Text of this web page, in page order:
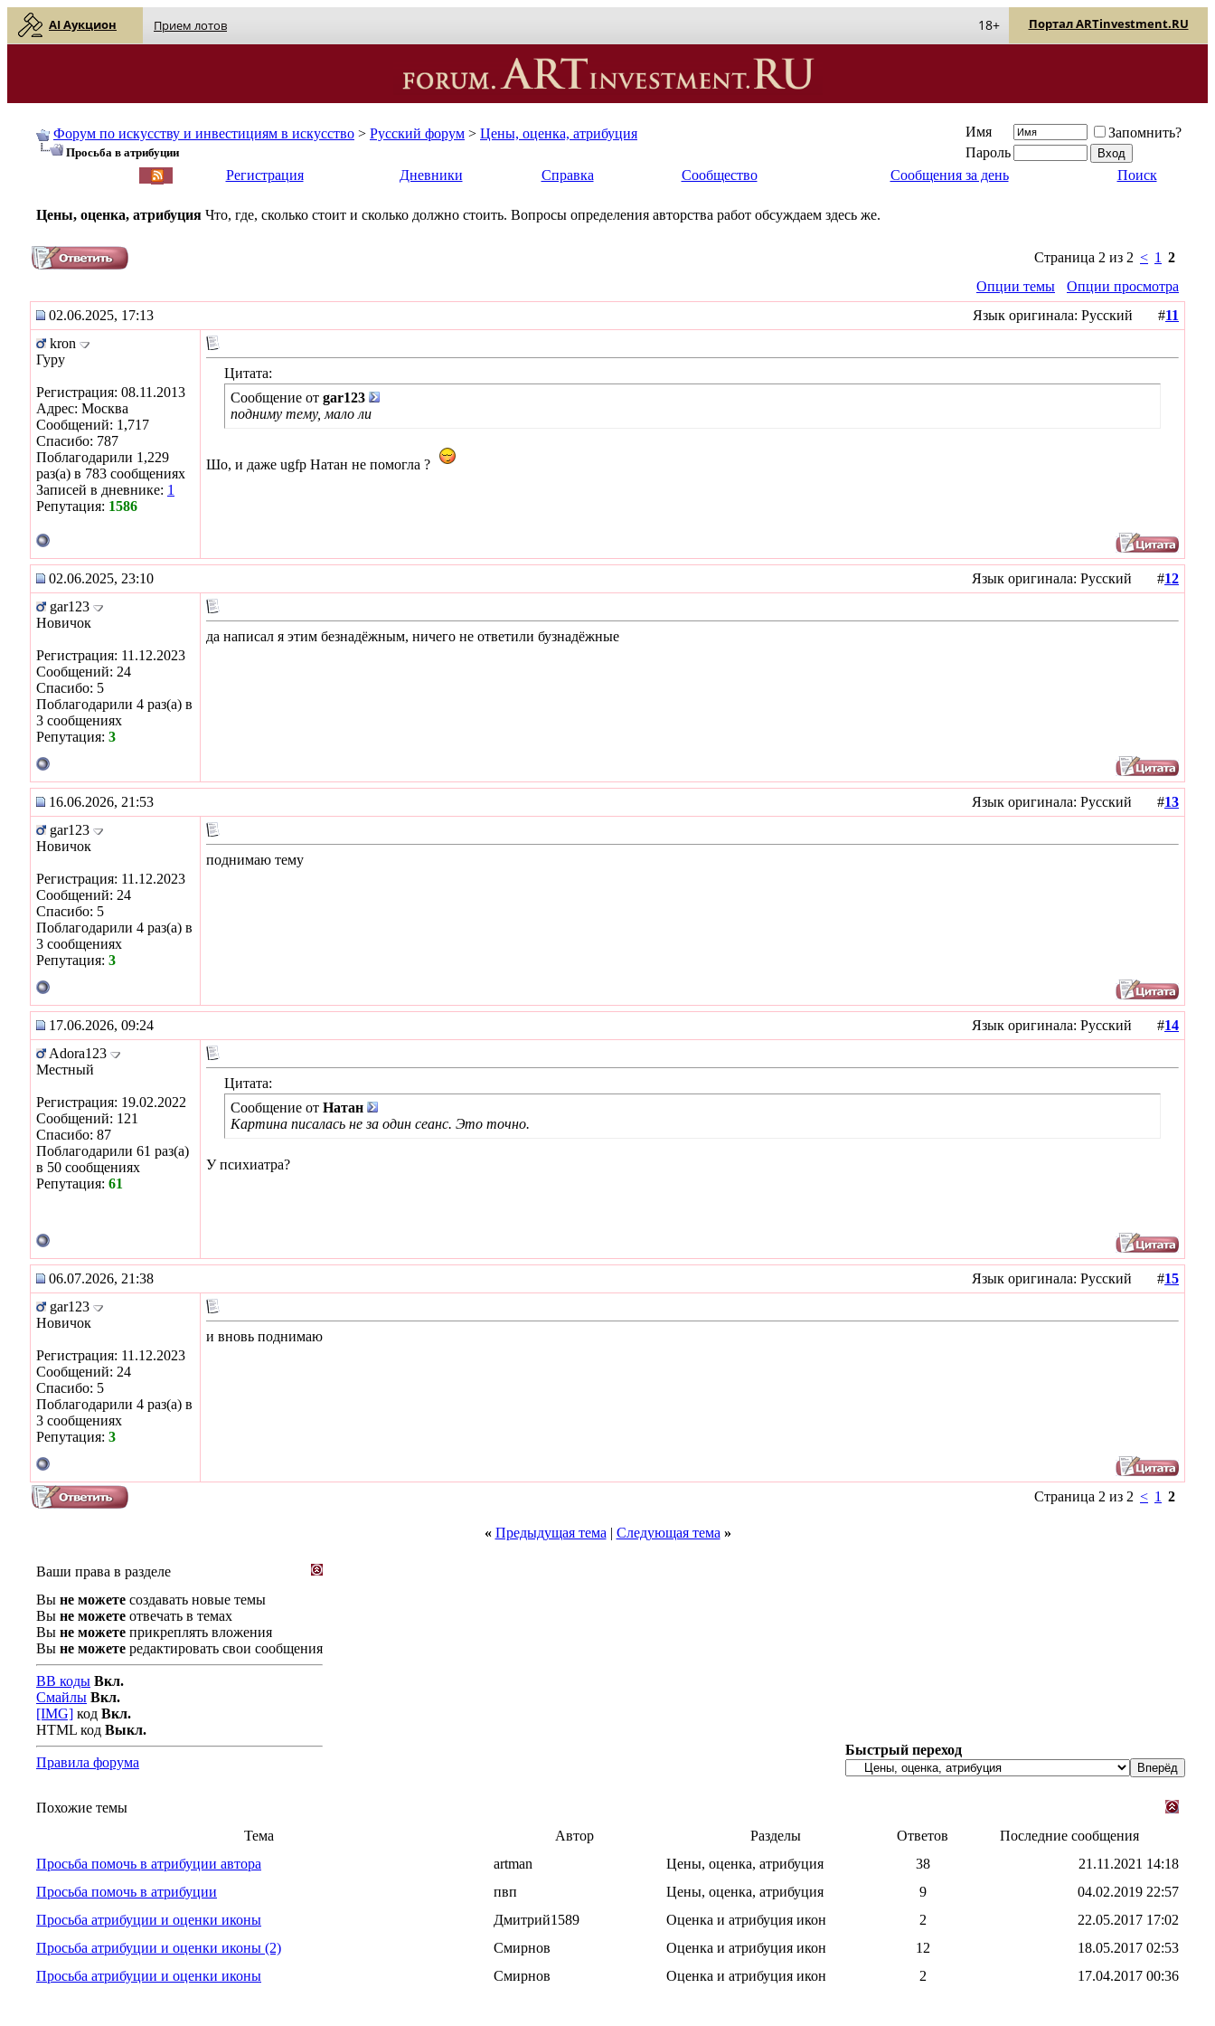
AI Аукцион Прием лотов Портал ARTinvestment.RU
18+
Форум по искусству и инвестициям в искусство > Русский форум > Цены, оценка, атрибуция
Просьба в атрибуции
Имя
Запомнить?
Пароль
Регистрация Дневники Справка Сообщество Сообщения за день Поиск
Цены, оценка, атрибуция Что, где, сколько стоит и сколько должно стоить. Вопросы определения авторства работ обсуждаем здесь же.
Страница 2 из 2 < 1 2
Опции темы
Опции просмотра
02.06.2025, 17:13
Язык оригинала: Русский #11
kron
Гуру
Регистрация: 08.11.2013
Адрес: Москва
Сообщений: 1,717
Спасибо: 787
Поблагодарили 1,229
раз(а) в 783 сообщениях
Записей в дневнике: 1
Репутация: 1586
Цитата:
Сообщение от gar123
подниму тему, мало ли
Шо, и даже ugfp Натан не помогла ?
02.06.2025, 23:10 Язык оригинала: Русский #12
gar123
Новичок
Регистрация: 11.12.2023
Сообщений: 24
Спасибо: 5
Поблагодарили 4 раз(а) в
3 сообщениях
Репутация: 3
да написал я этим безнадёжным, ничего не ответили бузнадёжные
16.06.2026, 21:53 Язык оригинала: Русский #13
gar123
Новичок
Регистрация: 11.12.2023
Сообщений: 24
Спасибо: 5
Поблагодарили 4 раз(а) в
3 сообщениях
Репутация: 3
поднимаю тему
17.06.2026, 09:24 Язык оригинала: Русский #14
Adora123
Местный
Регистрация: 19.02.2022
Сообщений: 121
Спасибо: 87
Поблагодарили 61 раз(а)
в 50 сообщениях
Репутация: 61
Цитата:
Сообщение от Натан
Картина писалась не за один сеанс. Это точно.
У психиатра?
06.07.2026, 21:38 Язык оригинала: Русский #15
gar123
Новичок
Регистрация: 11.12.2023
Сообщений: 24
Спасибо: 5
Поблагодарили 4 раз(а) в
3 сообщениях
Репутация: 3
и вновь поднимаю
Страница 2 из 2 < 1 2
« Предыдущая тема | Следующая тема »
Ваши права в разделе
Вы не можете создавать новые темы
Вы не можете отвечать в темах
Вы не можете прикреплять вложения
Вы не можете редактировать свои сообщения
BB коды Вкл.
Смайлы Вкл.
[IMG] код Вкл.
HTML код Выкл.
Правила форума
Быстрый переход
Похожие темы
Тема
Автор Разделы Ответов
Последние сообщения
Просьба помочь в атрибуции автора
artman Цены, оценка, атрибуция 38 21.11.2021 14:18
Просьба помочь в атрибуции
пвп Цены, оценка, атрибуция 9 04.02.2019 22:57
Просьба атрибуции и оценки иконы
Дмитрий1589 Оценка и атрибуция икон 2 22.05.2017 17:02
Просьба атрибуции и оценки иконы (2)
Смирнов Оценка и атрибуция икон 12 18.05.2017 02:53
Просьба атрибуции и оценки иконы
Смирнов Оценка и атрибуция икон 2 17.04.2017 00:36